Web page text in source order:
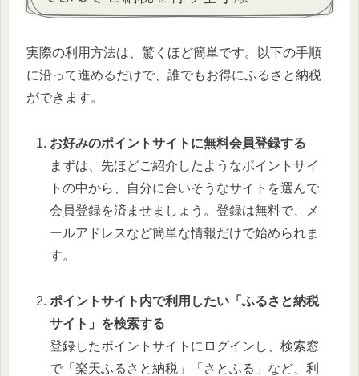
実際の利用方法は、驚くほど簡単です。以下の手順
に沿って進めるだけで、誰でもお得にふるさと納税
ができます。
お好みのポイントサイトに無料会員登録する
まずは、先ほどご紹介したようなポイントサイ
トの中から、自分に合いそうなサイトを選んで
会員登録を済ませましょう。登録は無料で、メ
ールアドレスなど簡単な情報だけで始められま
す。
ポイントサイト内で利用したい「ふるさと納税
サイト」を検索する
登録したポイントサイトにログインし、検索窓
で「楽天ふるさと納税」「さとふる」など、利